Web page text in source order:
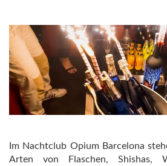
Im Nachtclub Opium Barcelona
Arten von Flaschen, Shishas,